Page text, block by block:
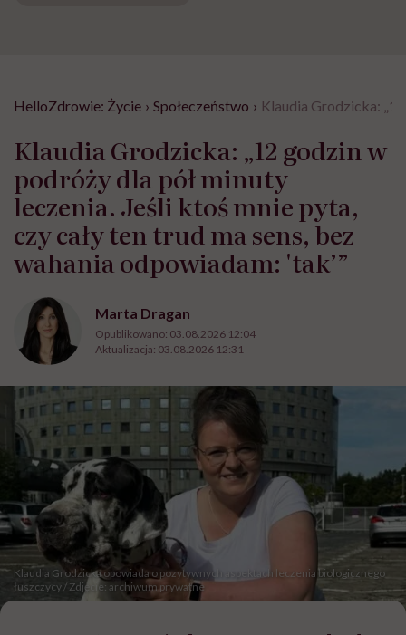
HelloZdrowie: Życie › Społeczeństwo › Klaudia Grodzicka:
Klaudia Grodzicka: „12 godzin w
podróży dla pół minuty
leczenia. Jeśli ktoś mnie pyta,
czy cały ten trud ma sens, bez
wahania odpowiadam: 'tak’”
Marta Dragan
Opublikowano: 03.08.2026 12:04
Aktualizacja: 03.08.2026 12:31
Klaudia Grodzicka opowiada o pozytywnych aspektach leczenia biologicznego
łuszczycy / Zdjęcie: archiwum prywatne